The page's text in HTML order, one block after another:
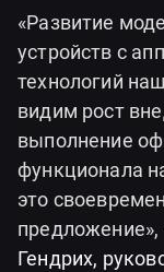
«Развитие
устройств с
технологий
видим рост
выполнение
функционала
это
Гендрих,